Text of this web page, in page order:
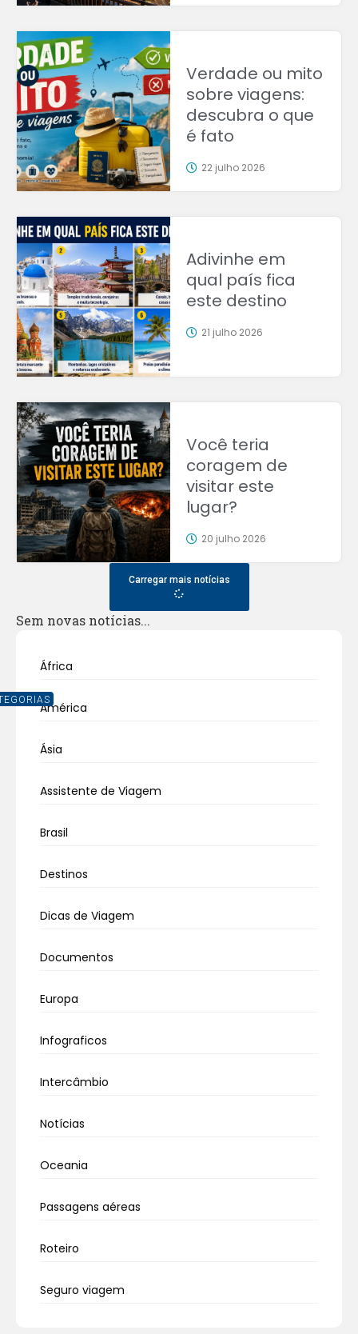
África
América
Ásia
Assistente de Viagem
Brasil
Destinos
Dicas de Viagem
Documentos
Europa
Infograficos
Intercâmbio
Notícias
Oceania
Passagens aéreas
Roteiro
Seguro viagem
Verdade ou mito
sobre viagens:
descubra o que
é fato
22 julho 2026
Adivinhe em
qual país fica
este destino
21 julho 2026
Você teria
coragem de
visitar este
lugar?
20 julho 2026
Carregar mais notícias
Sem novas notícias...